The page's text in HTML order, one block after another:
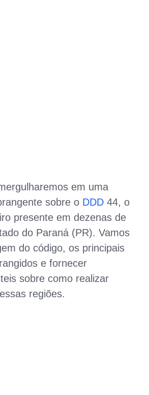
em uma
sobre o DDD 44, o
presente em dezenas de
do Paraná (PR). Vamos
do código, os principais
e fornecer
sobre como realizar
regiões.